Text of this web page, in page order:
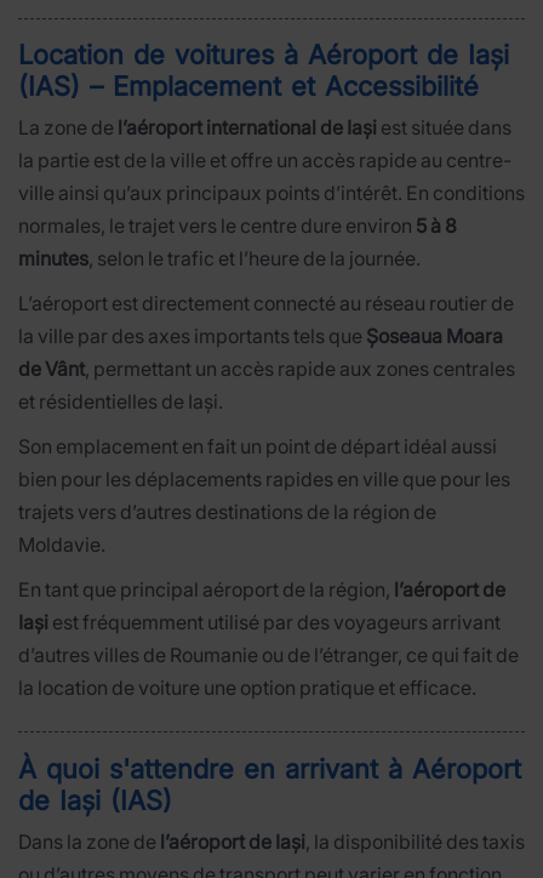
Location de voitures à Aéroport de Iași
(IAS) – Emplacement et Accessibilité
La zone de l’aéroport international de Iași est située dans
la partie est de la ville et offre un accès rapide au centre-
ville ainsi qu’aux principaux points d’intérêt. En conditions
normales, le trajet vers le centre dure environ 5 à 8
minutes, selon le trafic et l’heure de la journée.
L’aéroport est directement connecté au réseau routier de
la ville par des axes importants tels que Șoseaua Moara
de Vânt, permettant un accès rapide aux zones centrales
et résidentielles de Iași.
Son emplacement en fait un point de départ idéal aussi
bien pour les déplacements rapides en ville que pour les
trajets vers d’autres destinations de la région de
Moldavie.
En tant que principal aéroport de la région, l’aéroport de
Iași est fréquemment utilisé par des voyageurs arrivant
d’autres villes de Roumanie ou de l’étranger, ce qui fait de
la location de voiture une option pratique et efficace.
À quoi s'attendre en arrivant à Aéroport
de Iași (IAS)
Dans la zone de l’aéroport de Iași, la disponibilité des taxis